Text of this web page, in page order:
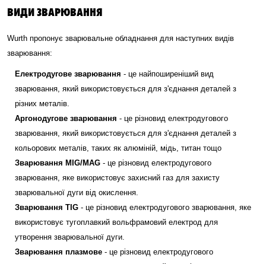
ВИДИ ЗВАРЮВАННЯ
Wurth пропонує зварювальне обладнання для наступних видів
зварювання:
Електродугове зварювання - це найпоширеніший вид
зварювання, який використовується для з'єднання деталей з
різних металів.
Аргонодугове зварювання - це різновид електродугового
зварювання, який використовується для з'єднання деталей з
кольорових металів, таких як алюміній, мідь, титан тощо
Зварювання MIG/MAG - це різновид електродугового
зварювання, яке використовує захисний газ для захисту
зварювальної дуги від окислення.
Зварювання TIG - це різновид електродугового зварювання, яке
використовує тугоплавкий вольфрамовий електрод для
утворення зварювальної дуги.
Зварювання плазмове - це різновид електродугового